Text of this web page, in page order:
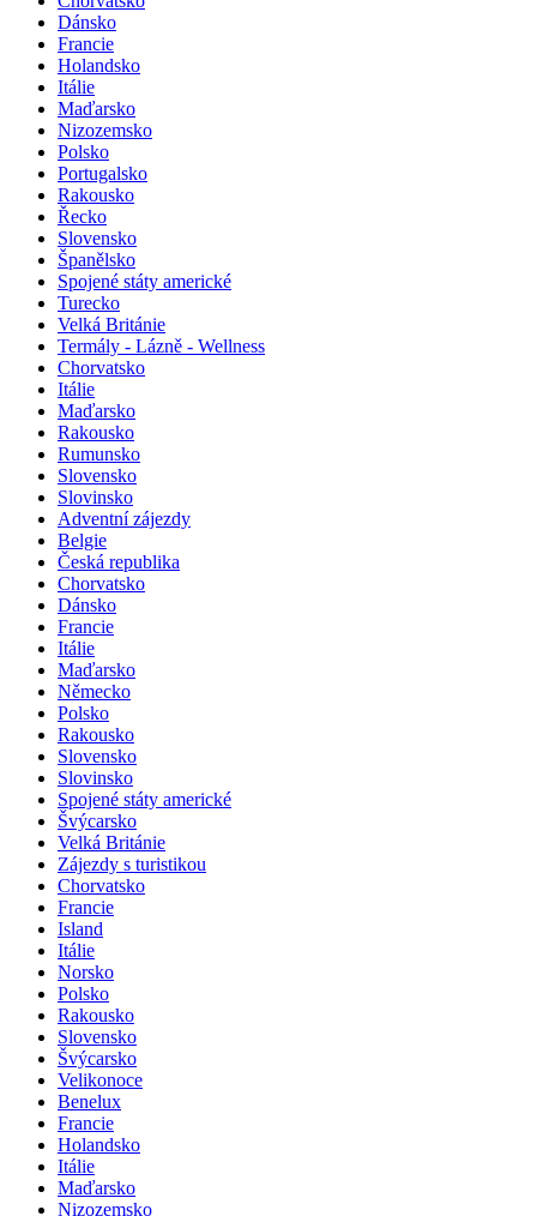
Dánsko
Francie
Holandsko
Itálie
Maďarsko
Nizozemsko
Polsko
Portugalsko
Rakousko
Řecko
Slovensko
Španělsko
Spojené státy americké
Turecko
Velká Británie
Termály - Lázně - Wellness
Chorvatsko
Itálie
Maďarsko
Rakousko
Rumunsko
Slovensko
Slovinsko
Adventní zájezdy
Belgie
Česká republika
Chorvatsko
Dánsko
Francie
Itálie
Maďarsko
Německo
Polsko
Rakousko
Slovensko
Slovinsko
Spojené státy americké
Švýcarsko
Velká Británie
Zájezdy s turistikou
Chorvatsko
Francie
Island
Itálie
Norsko
Polsko
Rakousko
Slovensko
Švýcarsko
Velikonoce
Benelux
Francie
Holandsko
Itálie
Maďarsko
Nizozemsko